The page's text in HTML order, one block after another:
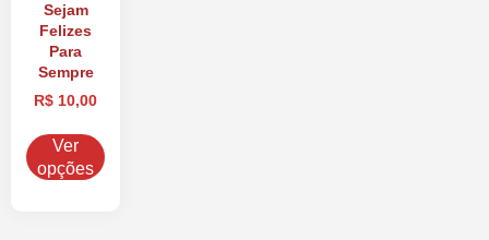
Sejam
Felizes
Para
Sempre
R$ 10,00
Ver
opções